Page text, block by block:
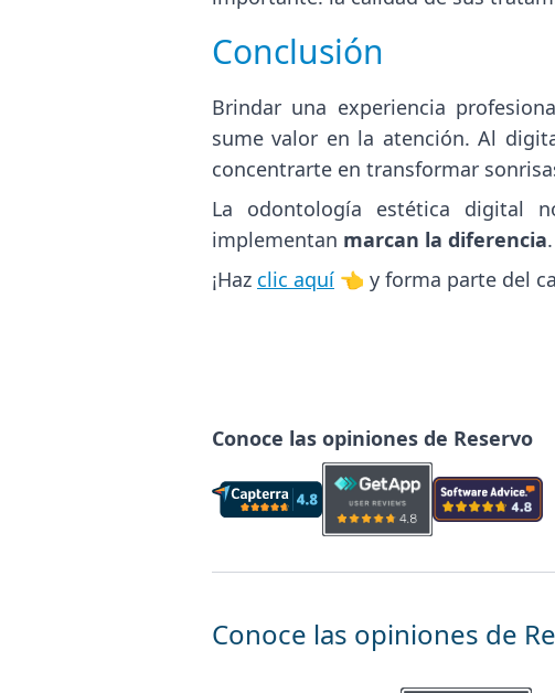
Conclusión
Brindar una experiencia
sume valor en la atención. Al
concentrarte en transformar
La odontología estética digital
implementan marcan la diferencia.
¡Haz clic aquí 👈 y forma parte del
Conoce las opiniones de Reservo
Conoce las opiniones de